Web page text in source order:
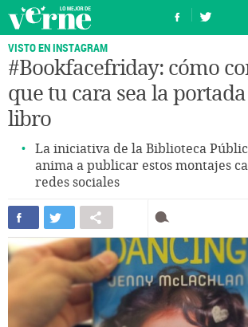
VISTO EN INSTAGRAM
#Bookfacefriday: cómo
que tu cara sea la
libro
La iniciativa de la Biblioteca
anima a publicar estos montajes
redes sociales